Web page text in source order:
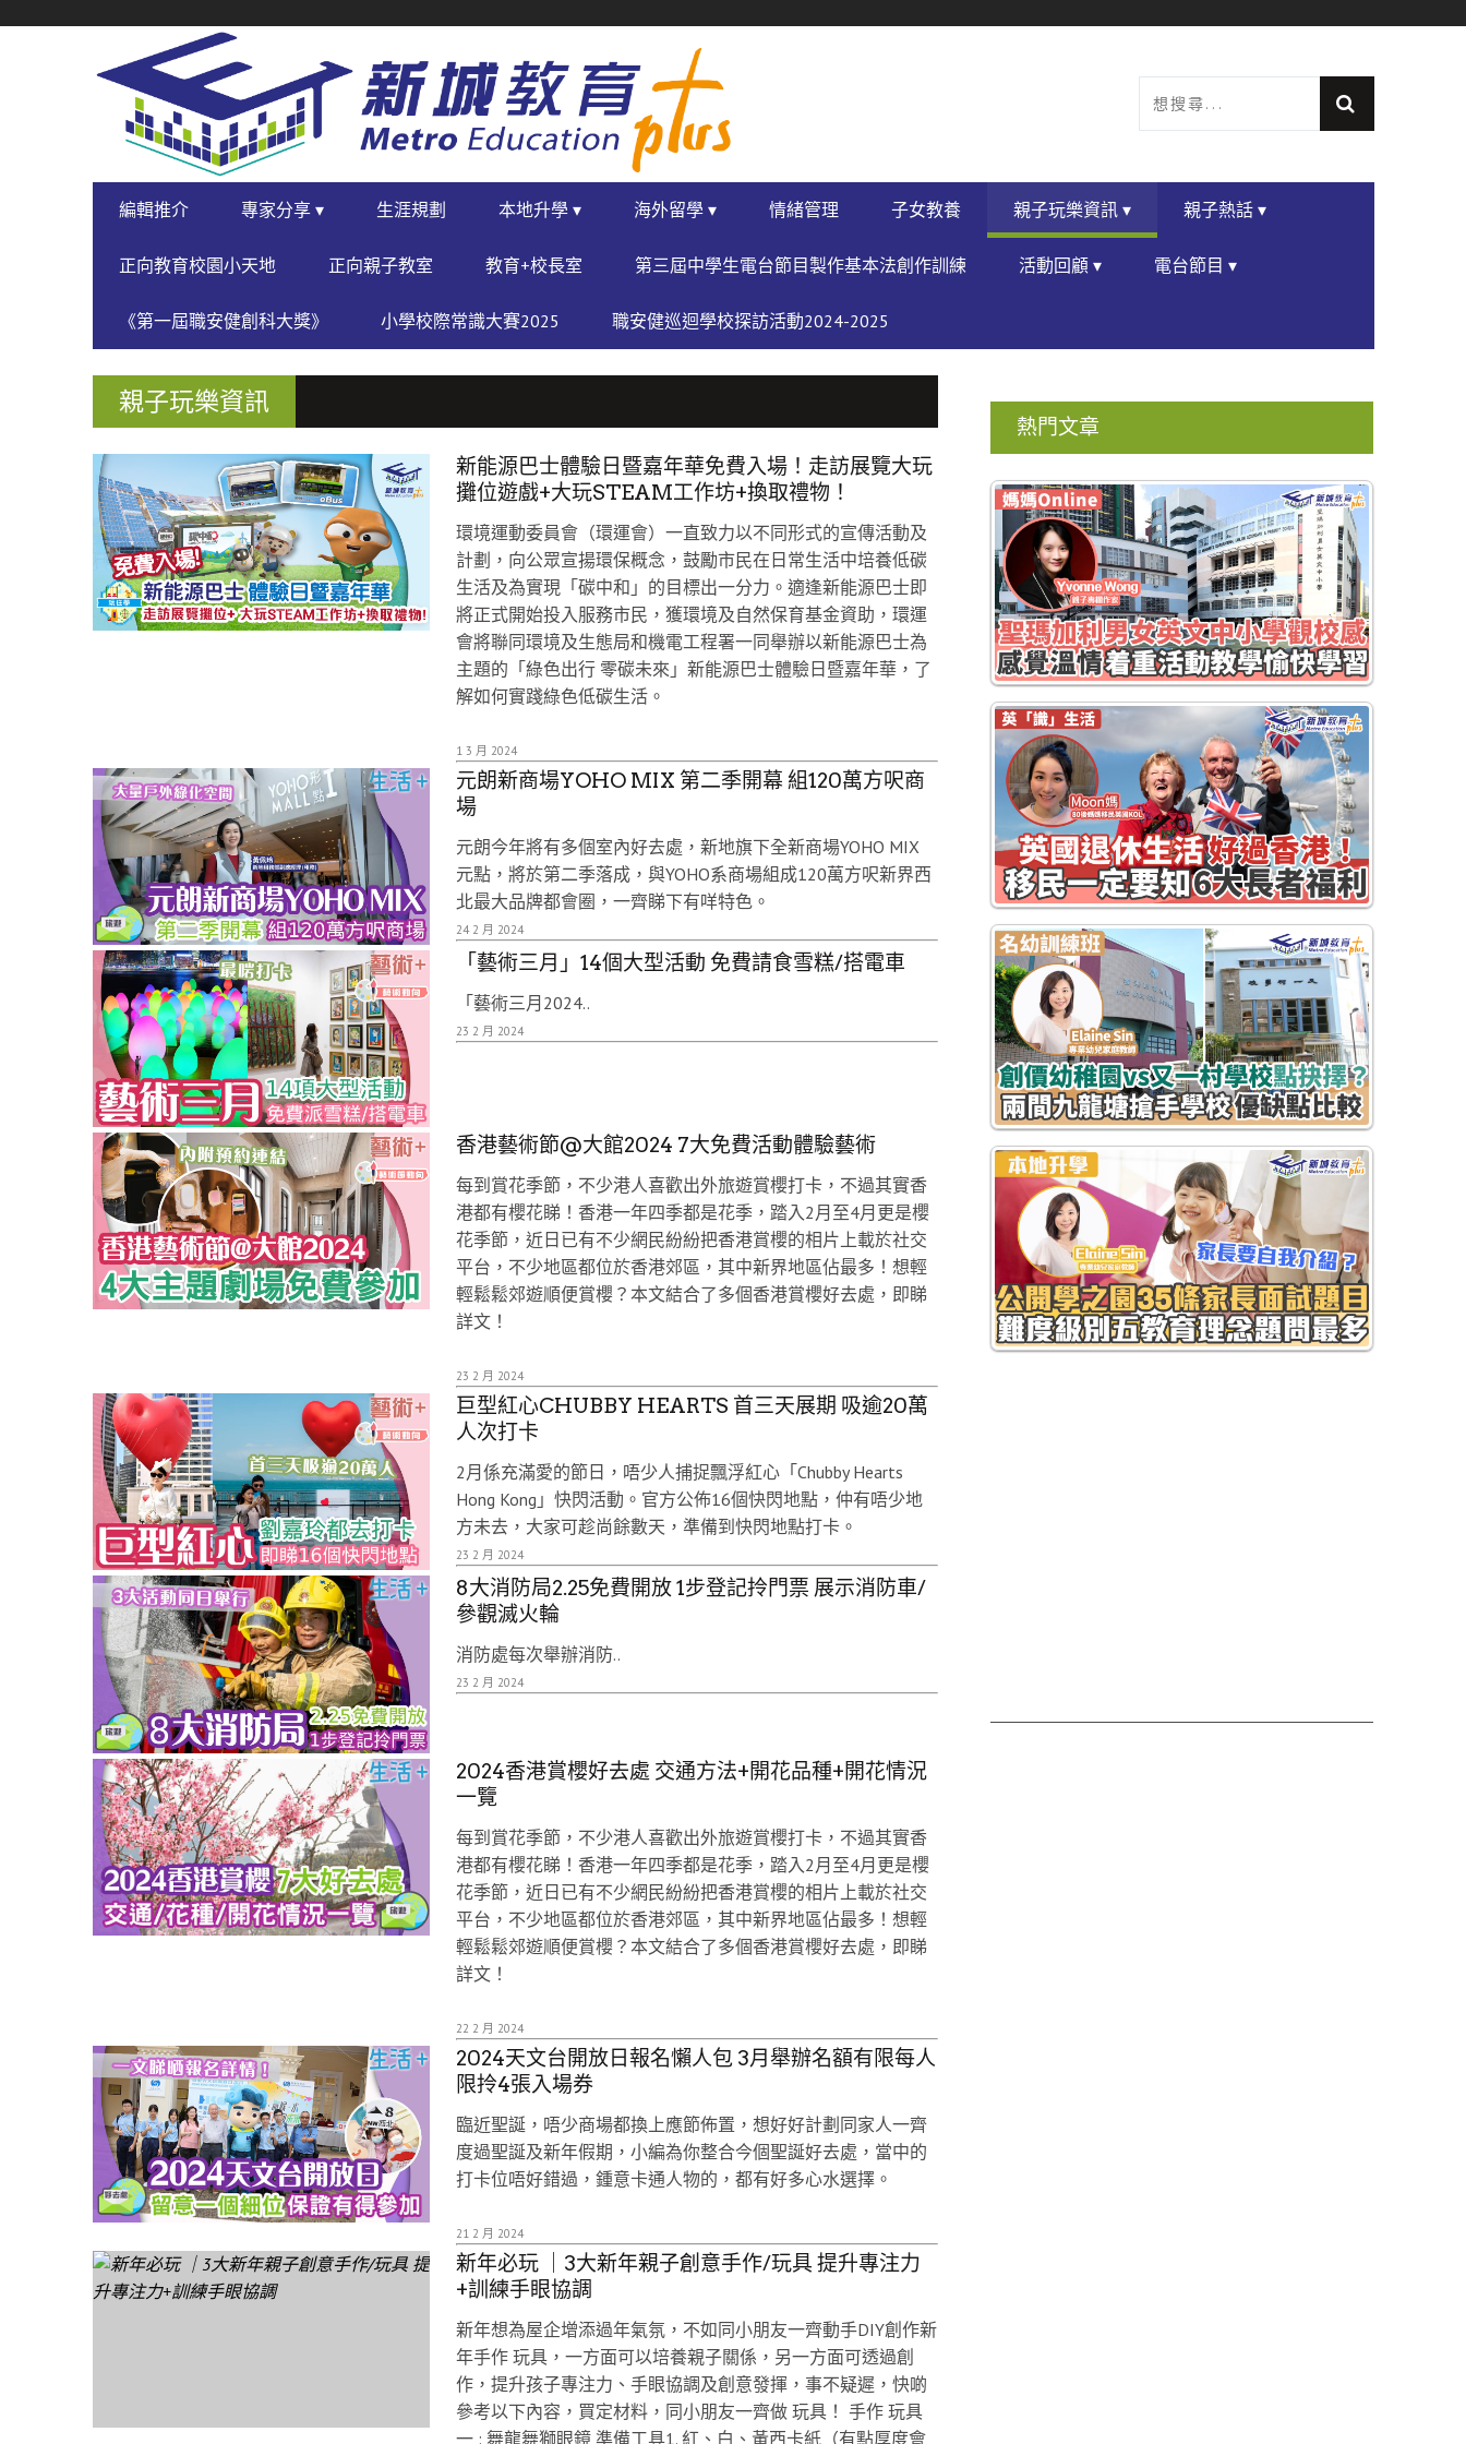
NAVIGATION
PRIMARY
NAVIGATION
編輯推介 專家分享 ▾ 生涯規劃 本地升學 ▾ 海外留學 ▾ 情緒管理 子女教養 親子玩樂資訊 ▾ 親子熱話 ▾
正向教育校園小天地 正向親子教室 教育+校長室 第三屆中學生電台節目製作基本法創作訓練 活動回顧 ▾ 電台節目 ▾
《第一屆職安健創科大獎》 小學校際常識大賽2025 職安健巡迴學校探訪活動2024-2025
親子玩樂資訊
新能源巴士體驗日暨嘉年華免費入場！走訪展覽大玩
攤位遊戲+大玩STEAM工作坊+換取禮物！
環境運動委員會（環運會）一直致力以不同形式的宣傳活動及
計劃，向公眾宣揚環保概念，鼓勵市民在日常生活中培養低碳
生活及為實現「碳中和」的目標出一分力。適逢新能源巴士即
將正式開始投入服務市民，獲環境及自然保育基金資助，環運
會將聯同環境及生態局和機電工程署一同舉辦以新能源巴士為
主題的「綠色出行 零碳未來」新能源巴士體驗日暨嘉年華，了
解如何實踐綠色低碳生活。
1 3 月 2024
元朗新商場YOHO MIX 第二季開幕 組120萬方呎商
場
元朗今年將有多個室內好去處，新地旗下全新商場YOHO MIX
元點，將於第二季落成，與YOHO系商場組成120萬方呎新界西
北最大品牌都會圈，一齊睇下有咩特色。
24 2 月 2024
「藝術三月」14個大型活動 免費請食雪糕/搭電車
「藝術三月2024..
23 2 月 2024
香港藝術節@大館2024 7大免費活動體驗藝術
每到賞花季節，不少港人喜歡出外旅遊賞櫻打卡，不過其實香
港都有櫻花睇！香港一年四季都是花季，踏入2月至4月更是櫻
花季節，近日已有不少網民紛紛把香港賞櫻的相片上載於社交
平台，不少地區都位於香港郊區，其中新界地區佔最多！想輕
輕鬆鬆郊遊順便賞櫻？本文結合了多個香港賞櫻好去處，即睇
詳文！
23 2 月 2024
巨型紅心CHUBBY HEARTS 首三天展期 吸逾20萬
人次打卡
2月係充滿愛的節日，唔少人捕捉飄浮紅心「Chubby Hearts
Hong Kong」快閃活動。官方公佈16個快閃地點，仲有唔少地
方未去，大家可趁尚餘數天，準備到快閃地點打卡。
23 2 月 2024
8大消防局2.25免費開放 1步登記拎門票 展示消防車/
參觀滅火輪
消防處每次舉辦消防..
23 2 月 2024
2024香港賞櫻好去處 交通方法+開花品種+開花情況
一覽
每到賞花季節，不少港人喜歡出外旅遊賞櫻打卡，不過其實香
港都有櫻花睇！香港一年四季都是花季，踏入2月至4月更是櫻
花季節，近日已有不少網民紛紛把香港賞櫻的相片上載於社交
平台，不少地區都位於香港郊區，其中新界地區佔最多！想輕
輕鬆鬆郊遊順便賞櫻？本文結合了多個香港賞櫻好去處，即睇
詳文！
22 2 月 2024
2024天文台開放日報名懶人包 3月舉辦名額有限每人
限拎4張入場券
臨近聖誕，唔少商場都換上應節佈置，想好好計劃同家人一齊
度過聖誕及新年假期，小編為你整合今個聖誕好去處，當中的
打卡位唔好錯過，鍾意卡通人物的，都有好多心水選擇。
21 2 月 2024
新年必玩 ｜3大新年親子創意手作/玩具 提升專注力
+訓練手眼協調
新年想為屋企增添過年氣氛，不如同小朋友一齊動手DIY創作新
年手作 玩具，一方面可以培養親子關係，另一方面可透過創
作，提升孩子專注力、手眼協調及創意發揮，事不疑遲，快啲
參考以下內容，買定材料，同小朋友一齊做 玩具！ 手作 玩具
一 : 舞龍舞獅眼鏡 準備工具1. 紅、白、黃西卡紙（有點厚度會
熱門文章